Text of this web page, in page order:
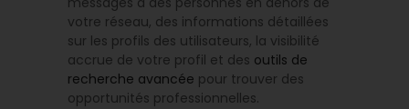
votre réseau, des informations détaillées
sur les profils des utilisateurs, la visibilité
accrue de votre profil et des outils de
recherche avancée pour trouver des
opportunités professionnelles.